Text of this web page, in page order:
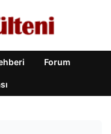
Forum